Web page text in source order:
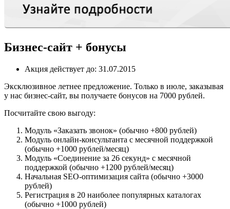
Бизнес-сайт + бонусы
Акция действует до: 31.07.2015
Эксклюзивное летнее предложение. Только в июле, заказывая
у нас бизнес-сайт, вы получаете бонусов на 7000 рублей.
Посчитайте свою выгоду:
Модуль «Заказать звонок» (обычно +800 рублей)
Модуль онлайн-консультанта с месячной поддержкой
(обычно +1000 рублей/месяц)
Модуль «Соединение за 26 секунд» с месячной
поддержкой (обычно +1200 рублей/месяц)
Начальная SEO-оптимизация сайта (обычно +3000
рублей)
Регистрация в 20 наиболее популярных каталогах
(обычно +1000 рублей)